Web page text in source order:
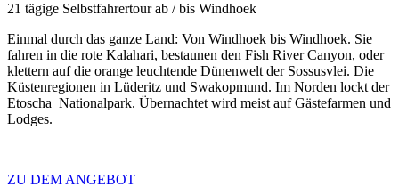
21 tägige Selbstfahrertour ab / bis Windhoek
Einmal durch das ganze Land: Von Windhoek bis Windhoek. Sie
fahren in die rote Kalahari, bestaunen den Fish River Canyon, oder
klettern auf die orange leuchtende Dünenwelt der Sossusvlei. Die
Küstenregionen in Lüderitz und Swakopmund. Im Norden lockt der
Etoscha Nationalpark. Übernachtet wird meist auf Gästefarmen und
Lodges.
ZU DEM ANGEBOT